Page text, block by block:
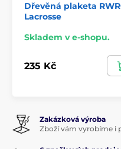
Dřevěná plaketa
Lacrosse
Skladem v e-shopu.
235 Kč
Zakázková výroba
Zboží vám vyrobíme i